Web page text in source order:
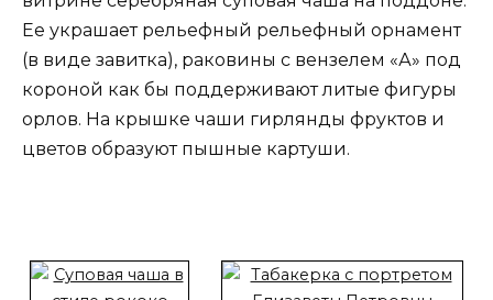
Ее украшает рельефный рельефный орнамент
(в виде завитка), раковины с вензелем «А» под
короной как бы поддерживают литые фигуры
орлов. На крышке чаши гирлянды фруктов и
цветов образуют пышные картуши.